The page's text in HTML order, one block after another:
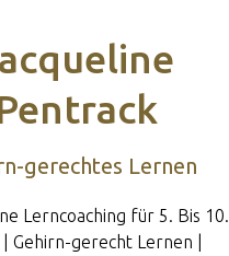
gerechtes Lernen
Lerncoaching für 5. Bis 10.
| Gehirn-gerecht Lernen |